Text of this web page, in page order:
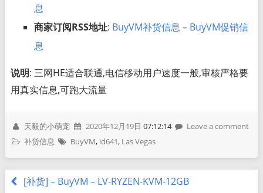
息
商家订阅RSS地址: BuyVM补货信息 – BuyVM促销信
息
说明: 三网HE适合联通,电信移动用户速度一般,审核严格要
用真实信息,可跑大流量
天毅的小萌宠 2020年12月19日 07:12:14
Leave a comment
补货信息
BuyVM, id641, Las Vegas
[补货] – BuyVM – LV-RYZEN-KVM-12GB